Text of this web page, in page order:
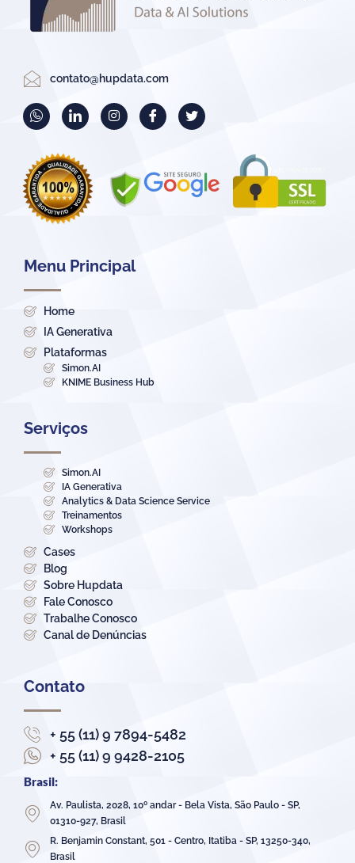
contato@hupdata.com
Menu Principal
Home
IA Generativa
Plataformas
Simon.AI
KNIME Business Hub
Serviços
Simon.AI
IA Generativa
Analytics & Data Science Service
Treinamentos
Workshops
Cases
Blog
Sobre Hupdata
Fale Conosco
Trabalhe Conosco
Canal de Denúncias
Contato
+ 55 (11) 9 7894-5482
+ 55 (11) 9 9428-2105
Brasil:
Av. Paulista, 2028, 10º andar - Bela Vista, São Paulo - SP,
01310-927, Brasil
R. Benjamin Constant, 501 - Centro, Itatiba - SP, 13250-340,
Brasil